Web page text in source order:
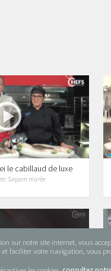
sur notre site internet, vous
et faciliter votre navigation, vous
le cabillaud de luxe
Sapam marée
en cours